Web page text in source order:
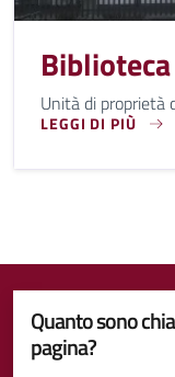
Unità di proprietà
LEGGI DI PIÙ
UNITÀ DI
Quanto sono
pagina?